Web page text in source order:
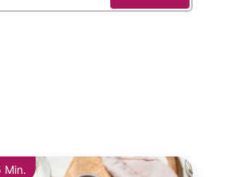
Min.